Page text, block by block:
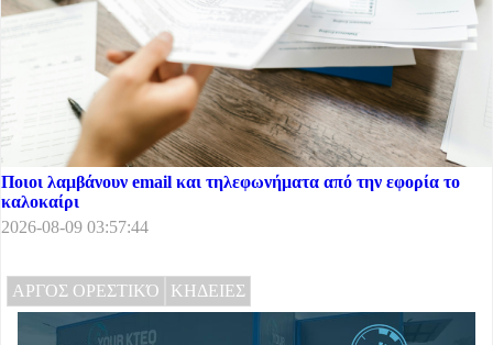
Ποιοι λαμβάνουν email και τηλεφωνήματα από την εφορία το
καλοκαίρι
2026-08-09 03:57:44
ΑΡΓΟΣ ΟΡΕΣΤΙΚΌ ΚΗΔΕΙΕΣ